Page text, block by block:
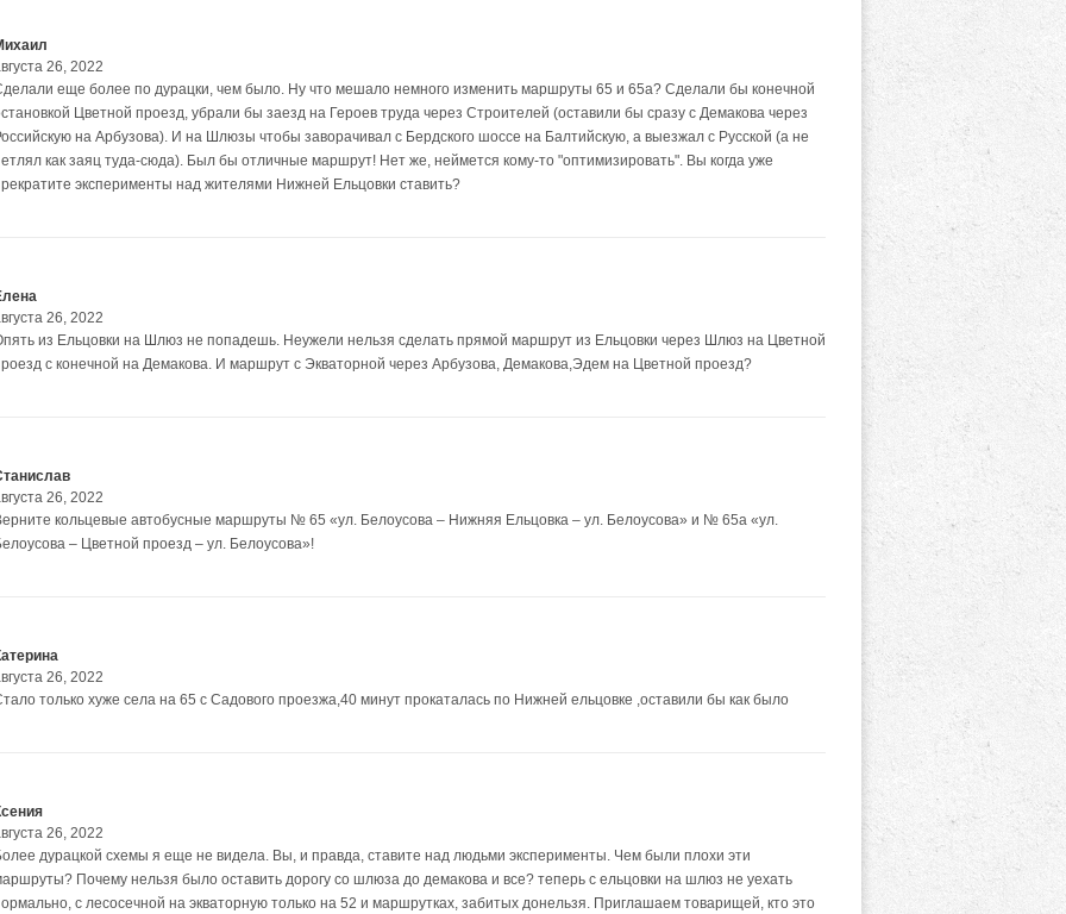
26, 2022
еще более по дурацки, чем было. Ну что мешало немного изменить маршруты 65 и 65а? Сделали бы конечной
Цветной проезд, убрали бы заезд на Героев труда через Строителей (оставили бы сразу с Демакова через
на Арбузова). И на Шлюзы чтобы заворачивал с Бердского шоссе на Балтийскую, а выезжал с Русской (а не
как заяц туда-сюда). Был бы отличные маршрут! Нет же, неймется кому-то "оптимизировать". Вы когда уже
эксперименты над жителями Нижней Ельцовки ставить?
26, 2022
из Ельцовки на Шлюз не попадешь. Неужели нельзя сделать прямой маршрут из Ельцовки через Шлюз на Цветной
с конечной на Демакова. И маршрут с Экваторной через Арбузова, Демакова,Эдем на Цветной проезд?
26, 2022
кольцевые автобусные маршруты № 65 «ул. Белоусова – Нижняя Ельцовка – ул. Белоусова» и № 65а «ул.
– Цветной проезд – ул. Белоусова»!
26, 2022
только хуже села на 65 с Садового проезжа,40 минут прокаталась по Нижней ельцовке ,оставили бы как было
26, 2022
дурацкой схемы я еще не видела. Вы, и правда, ставите над людьми эксперименты. Чем были плохи эти
Почему нельзя было оставить дорогу со шлюза до демакова и все? теперь с ельцовки на шлюз не уехать
с лесосечной на экваторную только на 52 и маршрутках, забитых донельзя. Приглашаем товарищей, кто это